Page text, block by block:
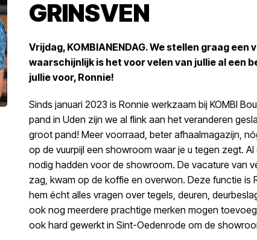
GRINSVEN
Vrijdag, KOMBIANENDAG. We stellen graag
waarschijnlijk is het voor velen van jullie al een
jullie voor, Ronnie!
Sinds januari 2023 is Ronnie werkzaam bij KOMBI
pand in Uden zijn we al flink aan het veranderen
groot pand! Meer voorraad, beter afhaalmagazijn,
op de vuurpijl een showroom waar je u tegen zegt.
nodig hadden voor de showroom. De vacature van
zag, kwam op de koffie en overwon. Deze functie is
hem écht alles vragen over tegels, deuren,
ook nog meerdere prachtige merken mogen
ook hard gewerkt in Sint-Oedenrode om de